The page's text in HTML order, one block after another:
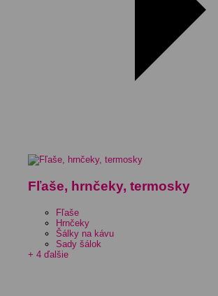
Fľaše, hrnčeky, termosky
Fľaše
Hrnčeky
Šálky na kávu
Sady šálok
+ 4 ďalšie